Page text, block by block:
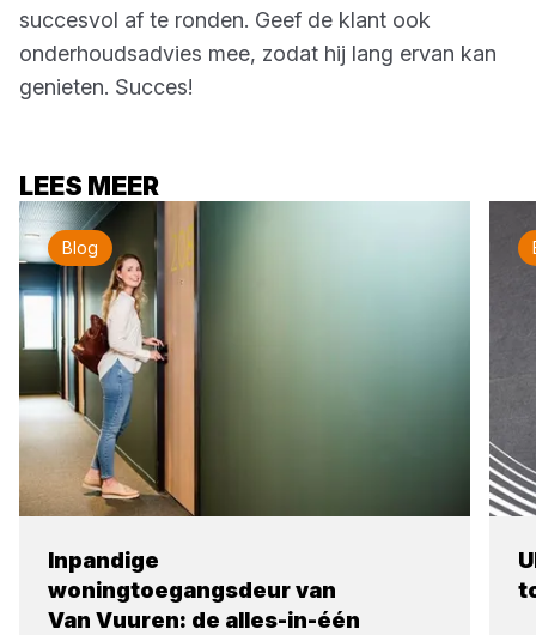
succesvol af te ronden. Geef de klant ook
onderhoudsadvies mee, zodat hij lang ervan kan
genieten. Succes!
LEES MEER
Blog
Inpandige
woningtoegangsdeur van
Van Vuuren: de alles-in-één